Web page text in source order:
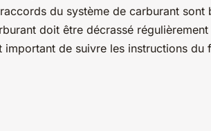
du système de carburant sont
doit être décrassé
de suivre les instructions du